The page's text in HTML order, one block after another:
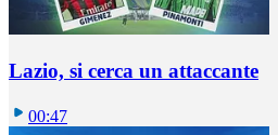
Lazio, si cerca un attaccante
00:47